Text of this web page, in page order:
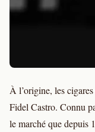
À l’origine, les
Fidel Castro. Connu
le marché que depuis